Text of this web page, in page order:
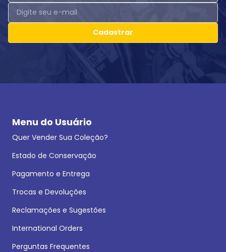
Cadastrar
Menu do Usuário
Quer Vender Sua Coleção?
Estado de Conservação
Pagamento e Entrega
Trocas e Devoluções
Reclamações e Sugestões
International Orders
Perguntas Frequentes